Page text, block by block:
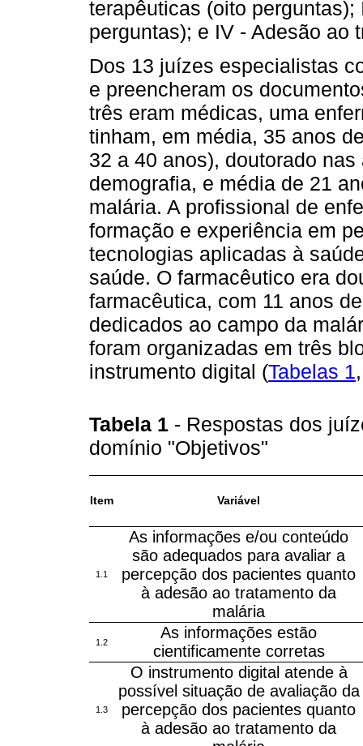
terapêuticas (oito
perguntas); e IV - Adesão ao
Dos 13 juízes especialistas
e preencheram os
três eram médicas, uma
tinham, em média, 35 anos
32 a 40 anos), doutorado
demografia, e média de 21
malária. A profissional de
formação e experiência em
tecnologias aplicadas à
saúde. O farmacêutico era
farmacêutica, com 11 anos
dedicados ao campo da
foram organizadas em três
instrumento digital (Tabelas 1
Tabela 1 - Respostas dos
domínio "Objetivos"
Item Variável
1.1
As informações e/ou conteúdo
são adequados para avaliar a
percepção dos pacientes quanto
à adesão ao tratamento da
malária
1.2
As informações estão
cientificamente corretas
1.3
O instrumento digital atende à
possível situação de avaliação da
percepção dos pacientes quanto
à adesão ao tratamento da